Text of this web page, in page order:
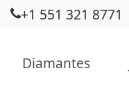
+1 551 321 8771
Diamantes